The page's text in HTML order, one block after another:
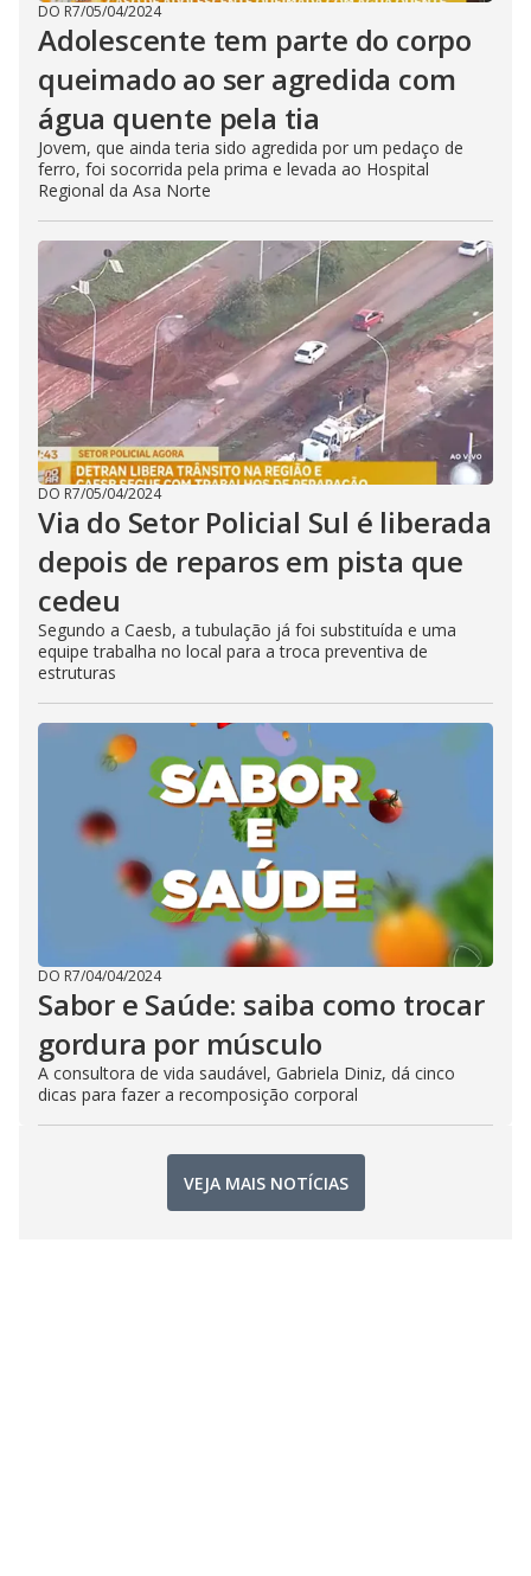
DO R7/05/04/2024
Adolescente tem parte do corpo
queimado ao ser agredida com
água quente pela tia
Jovem, que ainda teria sido agredida por um pedaço de
ferro, foi socorrida pela prima e levada ao Hospital
Regional da Asa Norte
DO R7/05/04/2024
Via do Setor Policial Sul é liberada
depois de reparos em pista que
cedeu
Segundo a Caesb, a tubulação já foi substituída e uma
equipe trabalha no local para a troca preventiva de
estruturas
DO R7/04/04/2024
Sabor e Saúde: saiba como trocar
gordura por músculo
A consultora de vida saudável, Gabriela Diniz, dá cinco
dicas para fazer a recomposição corporal
VEJA MAIS NOTÍCIAS